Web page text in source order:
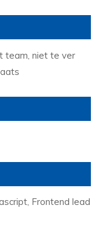
team, niet te ver
Frontend lead